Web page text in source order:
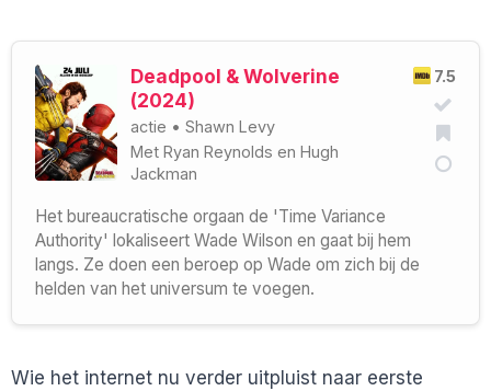
7.5
Deadpool & Wolverine
(2024)
actie • Shawn Levy
Met Ryan Reynolds en Hugh
Jackman
Het bureaucratische orgaan de 'Time Variance
Authority' lokaliseert Wade Wilson en gaat bij hem
langs. Ze doen een beroep op Wade om zich bij de
helden van het universum te voegen.
Wie het internet nu verder uitpluist naar eerste